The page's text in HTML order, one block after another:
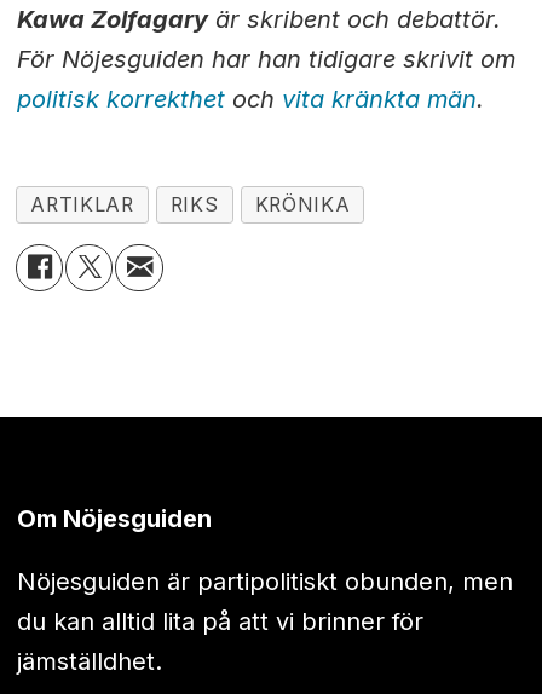
Kawa Zolfagaryär skribent och debattör.
För Nöjesguiden har han tidigare skrivit om
politisk korrekthetoch vita kränkta män.
ARTIKLAR RIKS KRÖNIKA
Om Nöjesguiden
Nöjesguiden är partipolitiskt obunden, men
du kan alltid lita på att vi brinner för
jämställdhet.